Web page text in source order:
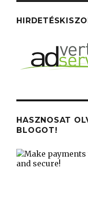
HASZNOSAT
BLOGOT!